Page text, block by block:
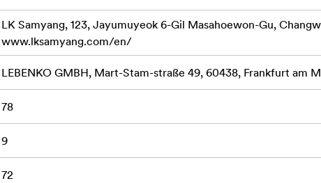
povrchová úprava odpuzující vodu/olej
LK Samyang, 123, Jayumuyeok 6-Gil Masahoewon-Gu,
www.lksamyang.com/en/
LEBENKO GMBH, Mart-Stam-straße 49, 60438, Frankfurt am
78
9
72